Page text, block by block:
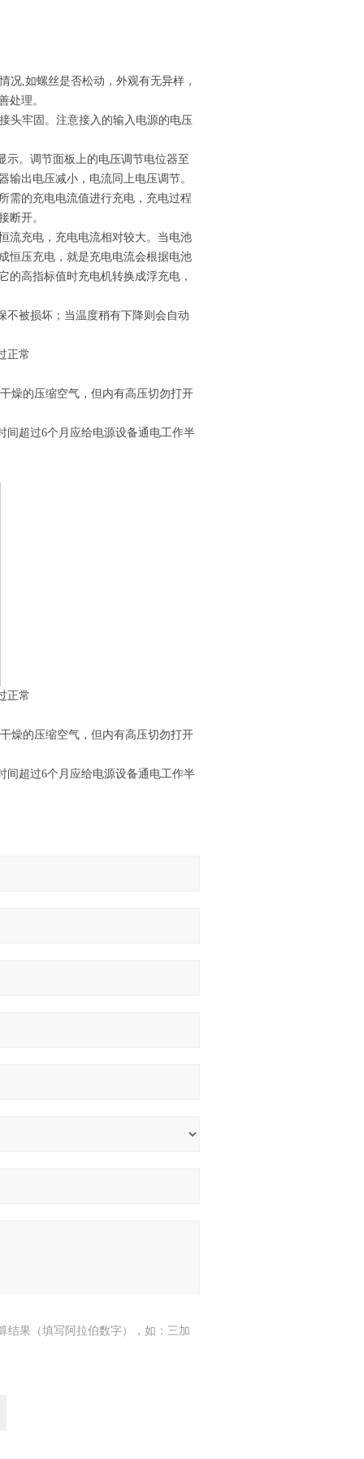
况,如螺丝是否松动，外观有无异样，
处理。
头牢固。注意接入的输入电源的电压
示。调节面板上的电压调节电位器至
出电压减小，电流同上电压调节。
需的充电电流值进行充电，充电过程
断开。
流充电，充电电流相对较大。当电池
恒压充电，就是充电电流会根据电池
的高指标值时充电机转换成浮充电，
不被损坏；当温度稍有下降则会自动
正常
燥的压缩空气，但内有高压切勿打开
间超过6个月应给电源设备通电工作半
正常
燥的压缩空气，但内有高压切勿打开
间超过6个月应给电源设备通电工作半
结果（填写阿拉伯数字），如：三加